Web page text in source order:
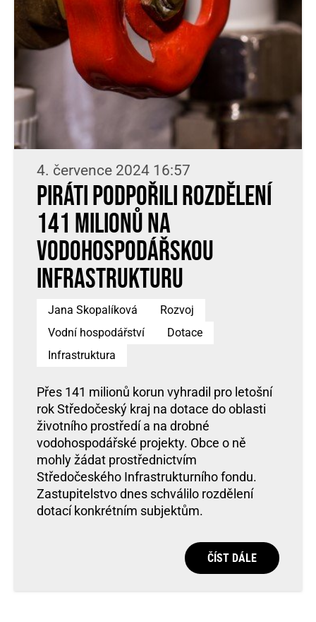
4. července 2024 16:57
Piráti podpořili rozdělení
141 milionů na
vodohospodářskou
infrastrukturu
Jana Skopalíková
Rozvoj
Vodní hospodářství
Dotace
Infrastruktura
Přes 141 milionů korun vyhradil pro letošní
rok Středočeský kraj na dotace do oblasti
životního prostředí a na drobné
vodohospodářské projekty. Obce o ně
mohly žádat prostřednictvím
Středočeského Infrastrukturního fondu.
Zastupitelstvo dnes schválilo rozdělení
dotací konkrétním subjektům.
ČÍST DÁLE